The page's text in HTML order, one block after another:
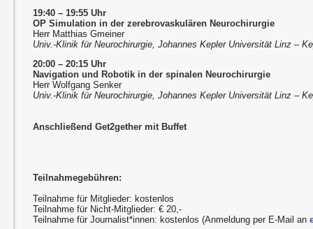
19:40 – 19:55 Uhr
OP Simulation in der zerebrovaskulären Neurochirurgie
Herr Matthias Gmeiner
Univ.-Klinik für Neurochirurgie, Johannes Kepler Universität Linz –
20:00 – 20:15 Uhr
Navigation und Robotik in der spinalen Neurochirurgie
Herr Wolfgang Senker
Univ.-Klinik für Neurochirurgie, Johannes Kepler Universität Linz –
Anschließend Get2gether mit Buffet
Teilnahmegebühren:
Teilnahme für Mitglieder: kostenlos
Teilnahme für Nicht-Mitglieder: € 20,-
Teilnahme für Journalist*innen: kostenlos (Anmeldung per E-Mail an